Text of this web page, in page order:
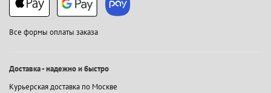
Все формы оплаты заказа
Доставка - надежно и быстро
Курьерская доставка по Москве